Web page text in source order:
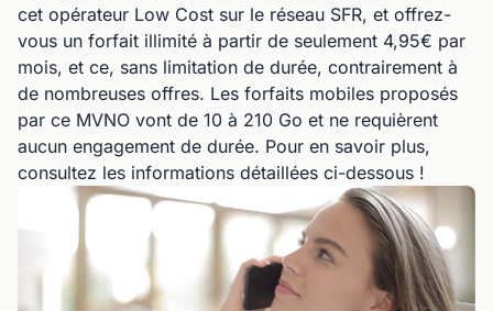
cet opérateur Low Cost sur le réseau SFR, et offrez-
vous un forfait illimité à partir de seulement 4,95€ par
mois, et ce, sans limitation de durée, contrairement à
de nombreuses offres. Les forfaits mobiles proposés
par ce MVNO vont de 10 à 210 Go et ne requièrent
aucun engagement de durée. Pour en savoir plus,
consultez les informations détaillées ci-dessous !